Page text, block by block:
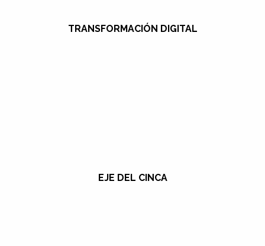
TRANSFORMACIÓN DIGITAL
EJE DEL CINCA